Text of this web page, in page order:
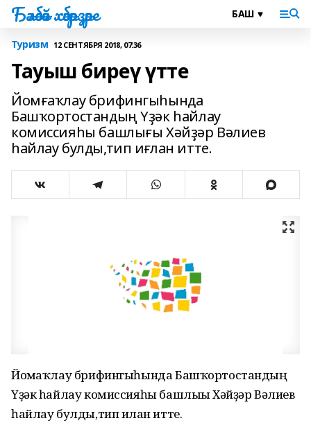
Бәләбәй хәбәрҙәре
Туризм 12 СЕНТЯБРЯ 2018, 07:36
Тауыш биреү үтте
Йомғаҡлау брифингыһында
Башҡортостандың Үҙәк һайлау
комиссияһы башлығы Хәйҙәр Вәлиев
һайлау булды,тип иғлан итте.
Йомғаҡлау брифингыһында Башҡортостандың
Үҙәк һайлау комиссияһы башлығы Хәйҙәр Вәлиев
һайлау булды,тип иғлан итте.